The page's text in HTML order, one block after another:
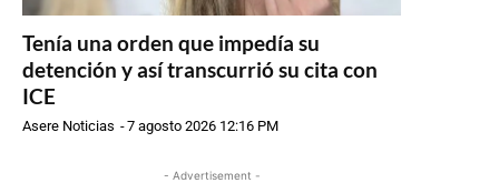
Tenía una orden que impedía su
detención y así transcurrió su cita con
ICE
Asere Noticias -7 agosto 2026 12:16 PM
- Advertisement -